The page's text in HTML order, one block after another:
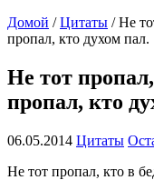
Домой / Цитаты / Не
пропал, кто духом пал.
Не тот
пропал, кто
06.05.2014 Цитаты
Не тот пропал, кто в